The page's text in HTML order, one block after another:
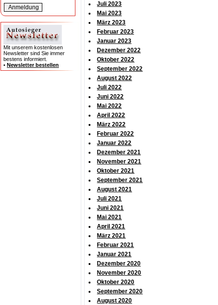
Mit unserem kostenlosen
Newsletter sind Sie immer
bestens informiert.
• Newsletter bestellen
Juli 2023
Mai 2023
März 2023
Februar 2023
Januar 2023
Dezember 2022
Oktober 2022
September 2022
August 2022
Juli 2022
Juni 2022
Mai 2022
April 2022
März 2022
Februar 2022
Januar 2022
Dezember 2021
November 2021
Oktober 2021
September 2021
August 2021
Juli 2021
Juni 2021
Mai 2021
April 2021
März 2021
Februar 2021
Januar 2021
Dezember 2020
November 2020
Oktober 2020
September 2020
August 2020